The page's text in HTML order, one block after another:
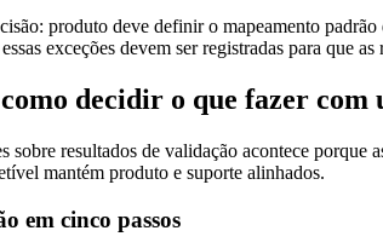
produto deve definir o mapeamento
exceções devem ser registradas para que
como decidir o que fazer com
sobre resultados de validação acontece porque
mantém produto e suporte alinhados.
em cinco passos